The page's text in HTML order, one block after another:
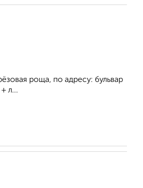
роща, по адресу: бульвар
л...